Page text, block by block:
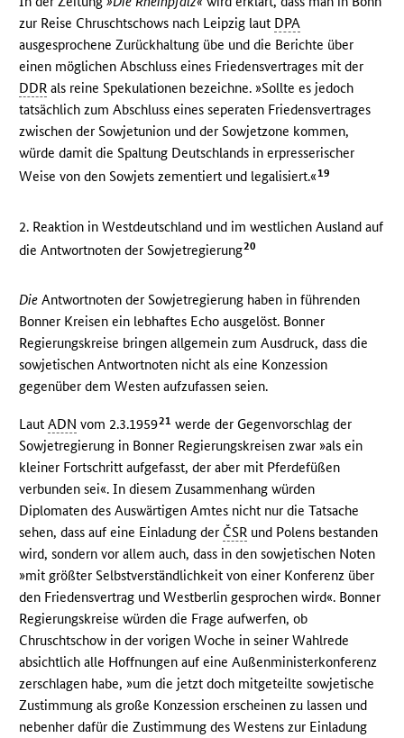
zur Reise Chruschtschows nach Leipzig laut DPA
ausgesprochene Zurückhaltung übe und die Berichte über
einen möglichen Abschluss eines Friedensvertrages mit der
DDR als reine Spekulationen bezeichne. »Sollte es jedoch
tatsächlich zum Abschluss eines seperaten Friedensvertrages
zwischen der Sowjetunion und der Sowjetzone kommen,
würde damit die Spaltung Deutschlands in erpresserischer
Weise von den Sowjets zementiert und legalisiert.«19
2. Reaktion in Westdeutschland und im westlichen Ausland auf
die Antwortnoten der Sowjetregierung20
Die Antwortnoten der Sowjetregierung haben in führenden
Bonner Kreisen ein lebhaftes Echo ausgelöst. Bonner
Regierungskreise bringen allgemein zum Ausdruck, dass die
sowjetischen Antwortnoten nicht als eine Konzession
gegenüber dem Westen aufzufassen seien.
LautADN vom 2.3.195921 werde der Gegenvorschlag der
Sowjetregierung in Bonner Regierungskreisen zwar »als ein
kleiner Fortschritt aufgefasst, der aber mit Pferdefüßen
verbunden sei«. In diesem Zusammenhang würden
Diplomaten des Auswärtigen Amtes nicht nur die Tatsache
sehen, dass auf eine Einladung der ČSR und Polens bestanden
wird, sondern vor allem auch, dass in den sowjetischen Noten
»mit größter Selbstverständlichkeit von einer Konferenz über
den Friedensvertrag und Westberlin gesprochen wird«. Bonner
Regierungskreise würden die Frage aufwerfen, ob
Chruschtschow in der vorigen Woche in seiner Wahlrede
absichtlich alle Hoffnungen auf eine Außenministerkonferenz
zerschlagen habe, »um die jetzt doch mitgeteilte sowjetische
Zustimmung als große Konzession erscheinen zu lassen und
nebenher dafür die Zustimmung des Westens zur Einladung